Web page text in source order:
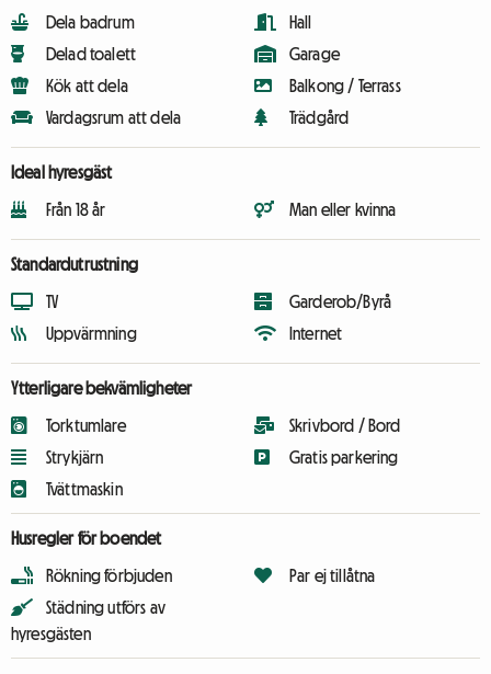
Dela badrum
Delad toalett
Kök att dela
Vardagsrum att dela
Hall
Garage
Balkong / Terrass
Trädgård
Ideal hyresgäst
Från 18 år Man eller kvinna
Standardutrustning
TV
Uppvärmning
Garderob/Byrå
Internet
Ytterligare bekvämligheter
Torktumlare
Strykjärn
Tvättmaskin
Skrivbord / Bord
Gratis parkering
Husregler för boendet
Rökning förbjuden
Städning utförs av
hyresgästen
Par ej tillåtna